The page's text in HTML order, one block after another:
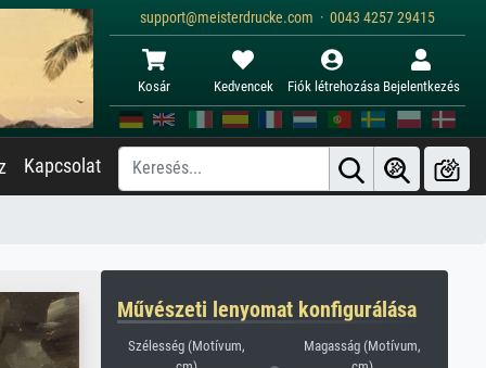
support@meisterdrucke.com · 0043 4257 29415
Kosár Kedvencek Fiók létrehozása Bejelentkezés
Kapcsolat
Művészeti lenyomat konfigurálása
Szélesség (Motívum,
Magasság (Motívum,